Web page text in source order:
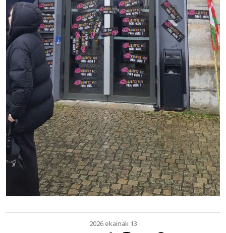
2026 ekainak 13